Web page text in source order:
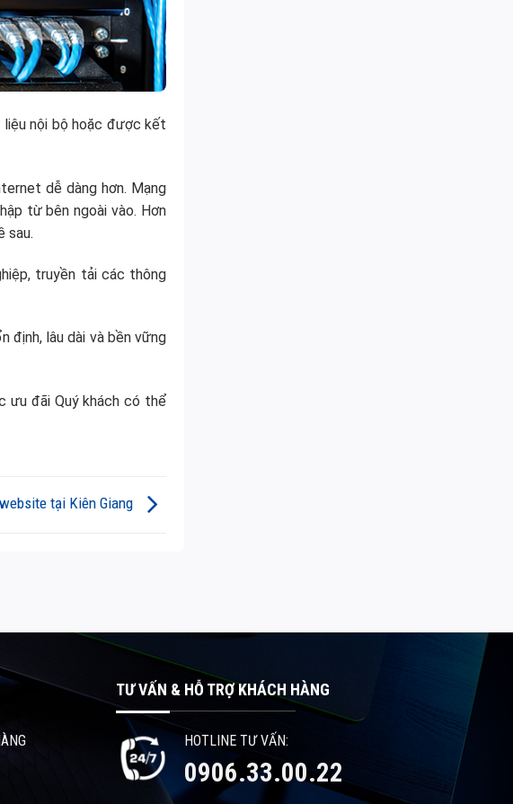
liệu nội bộ hoặc được kết
dễ dàng hơn. Mạng
từ bên ngoài vào. Hơn
sau.
truyền tải các thông
định, lâu dài và bền vững
ưu đãi Quý khách có thể
tại Kiên Giang
TƯ VẤN & HỖ TRỢ KHÁCH HÀNG
HOTLINE TƯ VẤN:
0906.33.00.22